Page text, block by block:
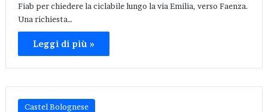
Fiab per chiedere la ciclabile lungo la via Emilia, verso Faenza.
Una richiesta…
Leggi di più »
Castel Bolognese